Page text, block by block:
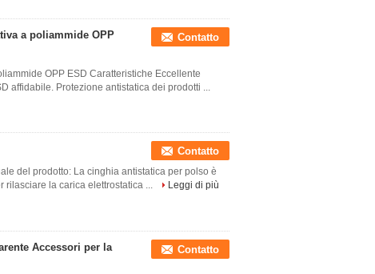
a poliammide OPP
Contatto
OPP ESD Caratteristiche Eccellente
affidabile. Protezione antistatica dei prodotti ...
Contatto
del prodotto: La cinghia antistatica per polso è
rilasciare la carica elettrostatica ...
Leggi di più
Accessori per la
Contatto